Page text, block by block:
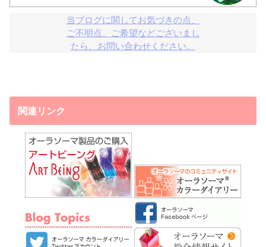
当ブログに関してお気づきの点、
ご不明点、ご希望などございまし
たら、お問い合わせください。
関連リンク